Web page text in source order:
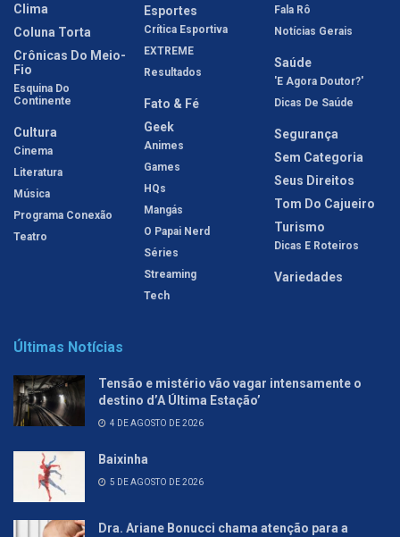
Clima
Coluna Torta
Crônicas Do Meio-
Fio
Esquina Do
Continente
Cultura
Cinema
Literatura
Música
Programa Conexão
Teatro
Esportes
Crítica Esportiva
EXTREME
Resultados
Fato & Fé
Geek
Animes
Games
HQs
Mangás
O Papai Nerd
Séries
Streaming
Tech
Fala Rô
Notícias Gerais
Saúde
'E Agora Doutor?'
Dicas De Saúde
Segurança
Sem Categoria
Seus Direitos
Tom Do Cajueiro
Turismo
Dicas E Roteiros
Variedades
Últimas Notícias
Tensão e mistério vão vagar intensamente o
destino d’A Última Estação’
4 DE AGOSTO DE 2026
Baixinha
5 DE AGOSTO DE 2026
Dra. Ariane Bonucci chama atenção para a